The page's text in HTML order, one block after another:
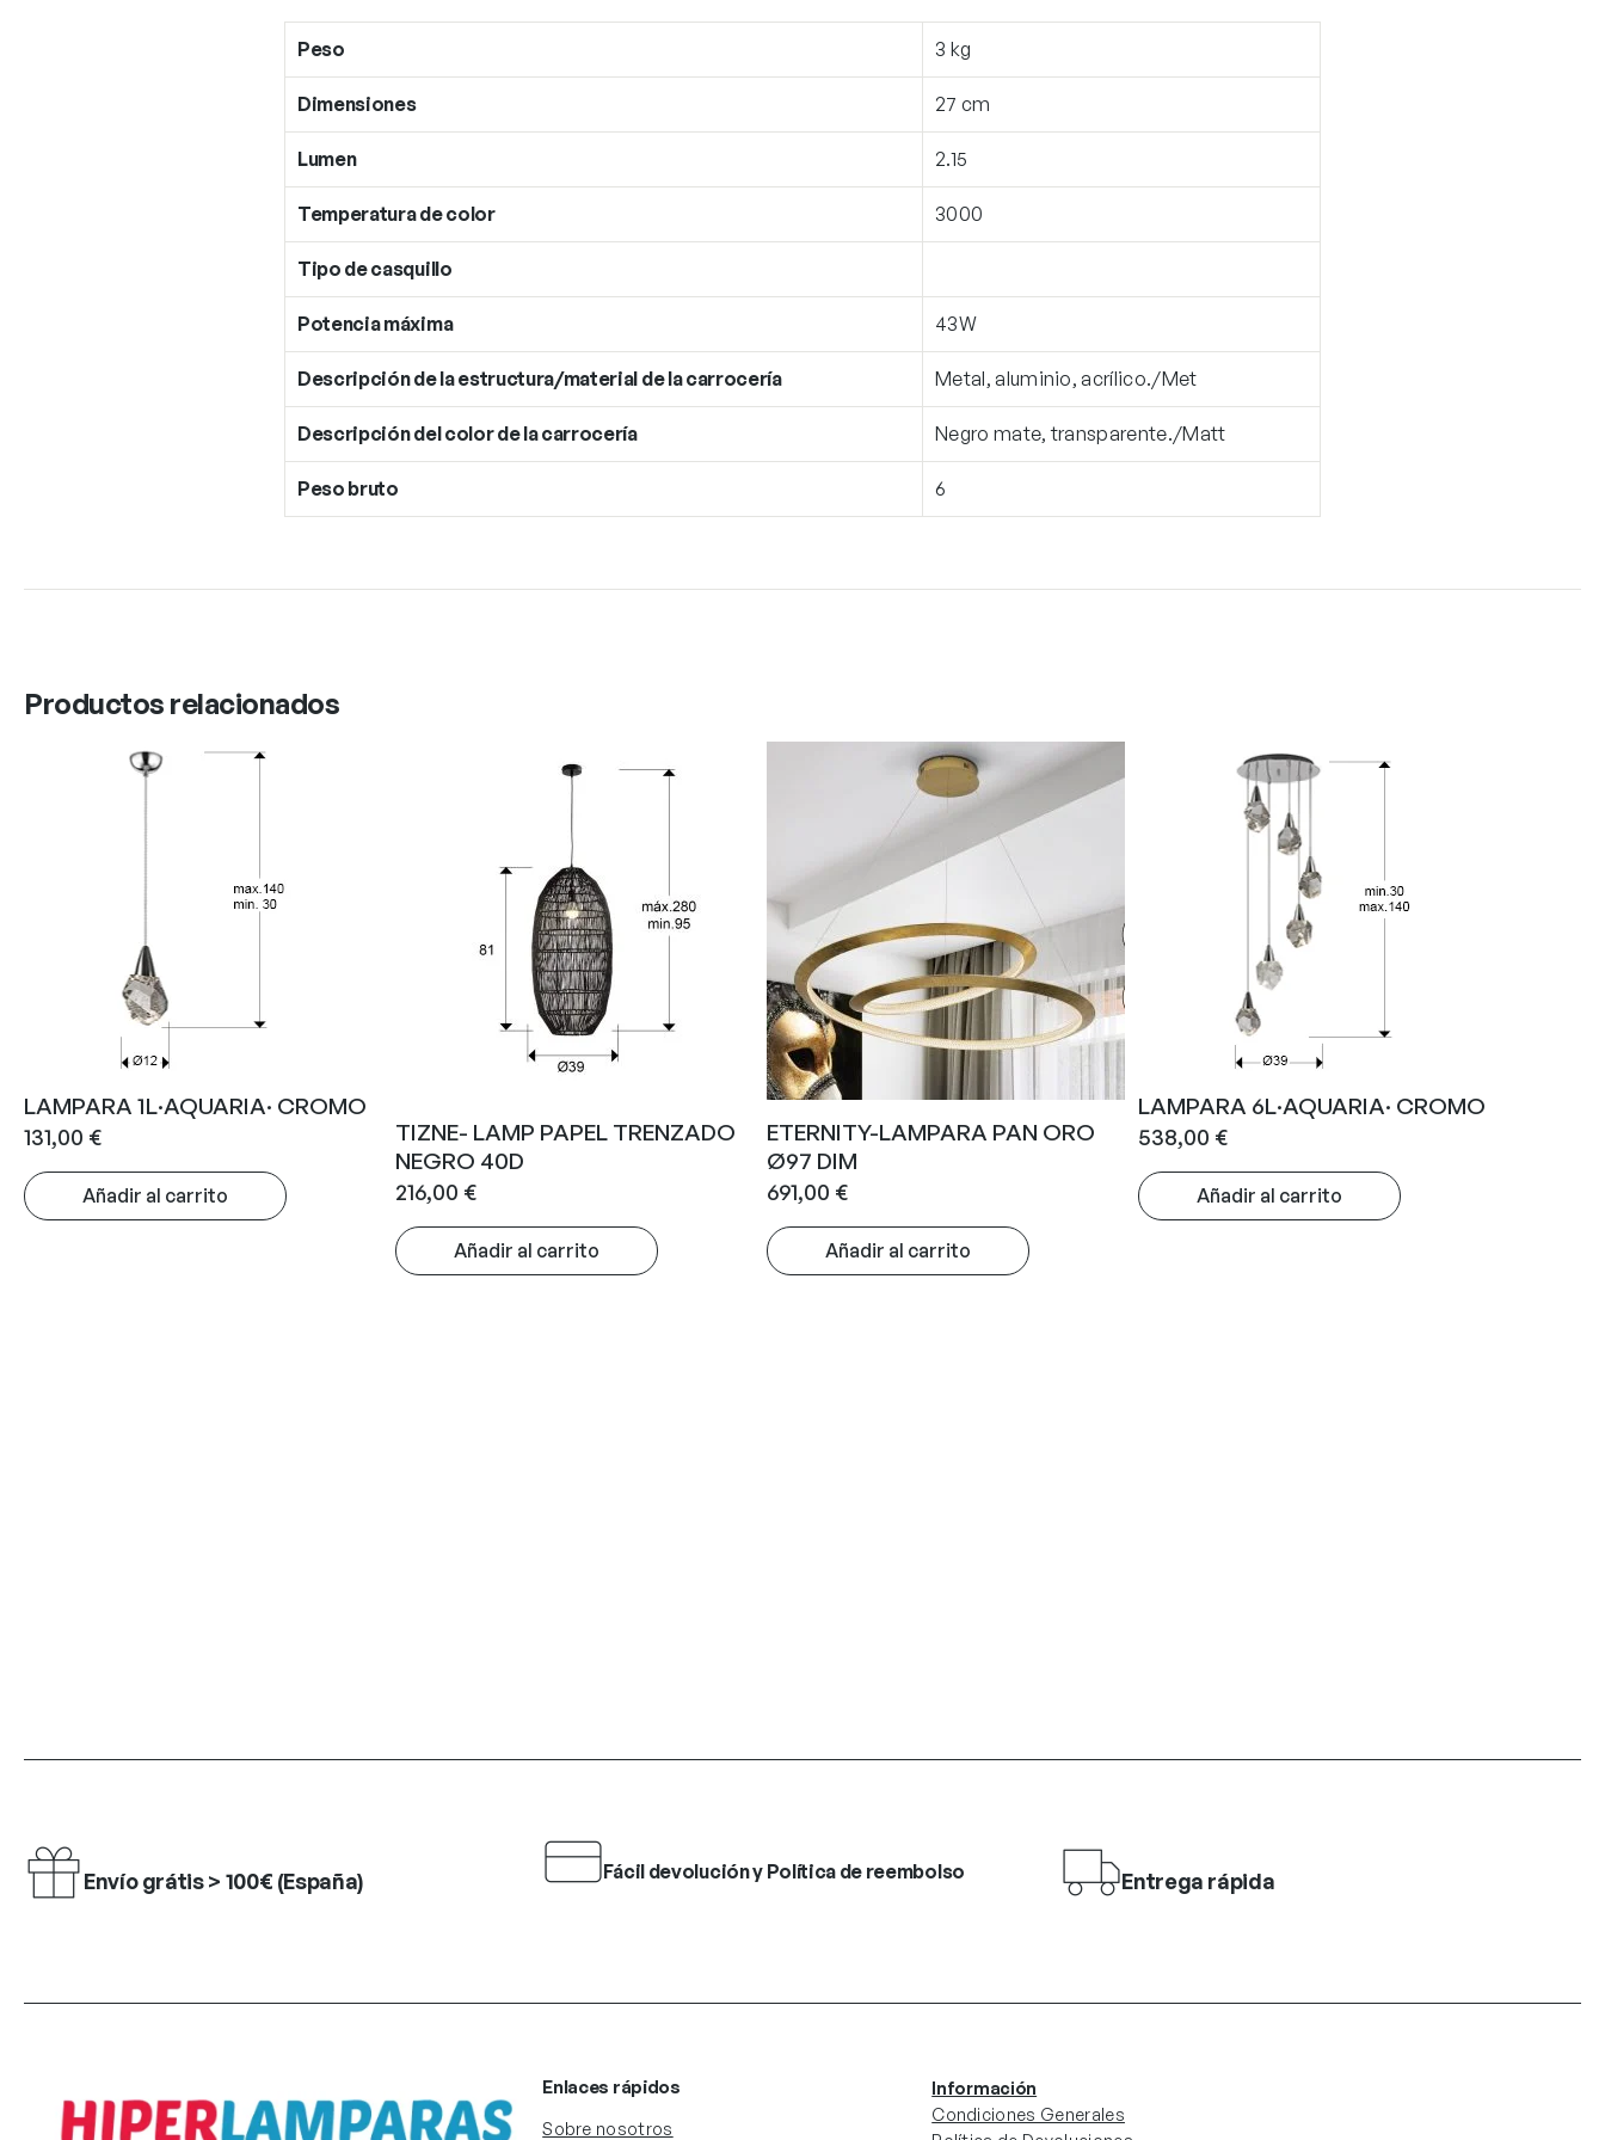
Peso 3 kg
Dimensiones 27 cm
Lumen 2.15
Temperatura de color 3000
Tipo de casquillo
Potencia máxima 43W
Descripción de la estructura/material de la carrocería Metal, aluminio, acrílico./Met
Descripción del color de la carrocería Negro mate, transparente./Matt
Peso bruto 6
Productos relacionados
LAMPARA 1L·AQUARIA· CROMO
131,00 €
Añadir al carrito
TIZNE- LAMP PAPEL TRENZADO
NEGRO 40D
216,00 €
Añadir al carrito
ETERNITY-LAMPARA PAN ORO
Ø97 DIM
691,00 €
Añadir al carrito
LAMPARA 6L·AQUARIA· CROMO
538,00 €
Añadir al carrito
Envío grátis > 100€ (España) Fácil devolución y Política de reembolso Entrega rápida
Enlaces rápidos
Sobre nosotros
Información
Condiciones Generales